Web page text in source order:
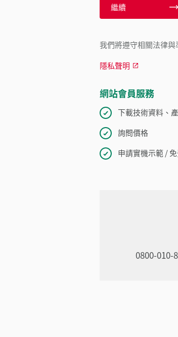
繼續
我們將遵守相關法律
隱私聲明
網站會員服務
下載技術資料、
詢問價格
申請實機示範 /
0800-010-